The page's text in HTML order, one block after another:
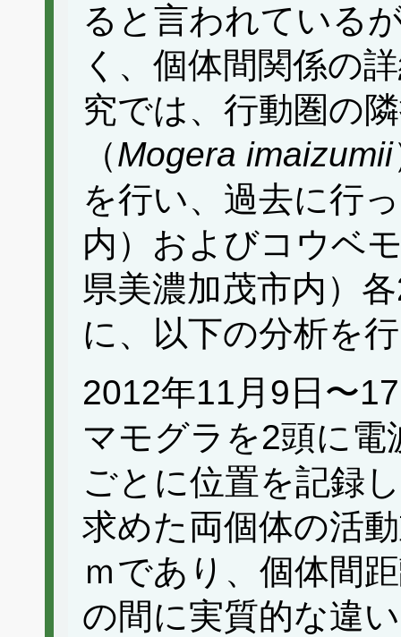
ると言われている
く、個体間関係の
究では、行動圏の
（Mogera imaizumii
を行い、過去に行
内）およびコウベ
県美濃加茂市内）
に、以下の分析を
2012年11月9日〜
マモグラを2頭に電
ごとに位置を記録
求めた両個体の活
ｍであり、個体間
の間に実質的な違